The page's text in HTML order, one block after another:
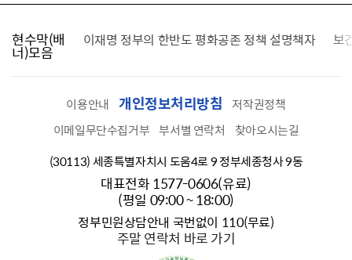
현수막(배
너)모음
찾습니다 이재명 정부의 한반도 평화공존 정책 설명책자 보
이용안내 개인정보처리방침
저작권정책
이메일무단수집거부 부서별 연락처
찾아오시는길
(30113) 세종특별자치시 도움4로 9 정부세종청사 9동
대표전화 1577-0606(유료)
(평일 09:00 ~ 18:00)
정부민원상담안내 국번없이 110(무료)
주말 연락처 바로 가기